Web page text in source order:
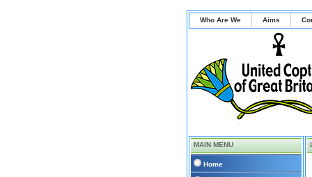
Who Are We Aims
MAIN MENU
Home